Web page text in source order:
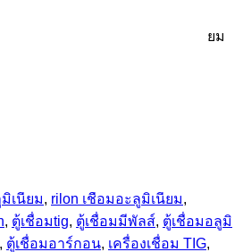
315PAC/DC
380V. ตัวนี้ยอดนิยม
ช้ไฟ 3เฟส 380V. เชื่อมได้ทั้ง
ก ไททาเนียม
เนียม, rilon เชื่อมอะลูมิเนียม,
, ตู้เชื่อมtig, ตู้เชื่อมมีพัลส์, ตู้เชื่อมอลูมิ
, ตู้เชื่อมอาร์กอน, เครื่องเชื่อม TIG,